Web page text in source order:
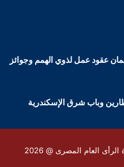
عقود عمل لذوي الهمم وجوائز
وباب شرق الإسكندرية
العام المصرى @ 2026